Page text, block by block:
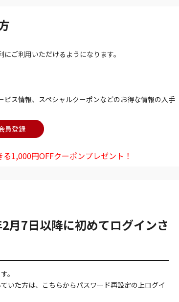
ご利用いただけるようになります。
ス情報、スペシャルクーポンなどのお得な情報の入手
1,000円OFFクーポンプレゼント！
月7日以降に初めてログインさ
。
いた方は、こちらからパスワード再設定の上ログイ